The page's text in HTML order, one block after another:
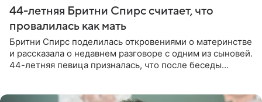
44-летняя Бритни Спирс считает, что
провалилась как мать
Бритни Спирс поделилась откровениями о материнстве
и рассказала о недавнем разговоре с одним из сыновей.
44-летняя певица призналась, что после беседы